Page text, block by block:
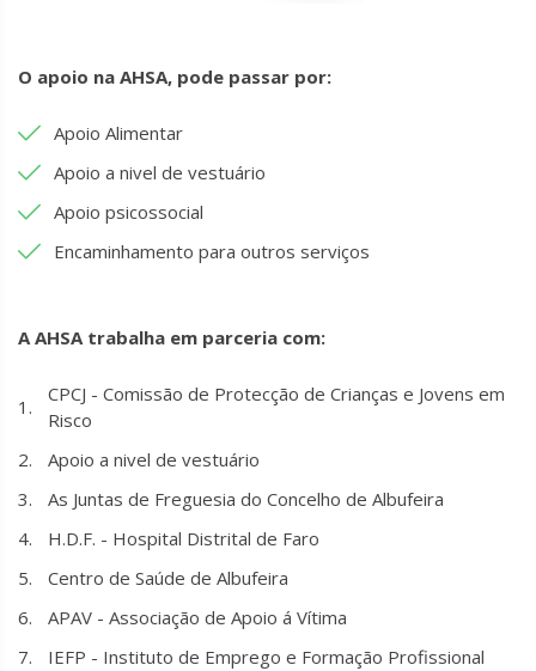
O apoio na AHSA, pode passar por:
Apoio Alimentar
Apoio a nivel de vestuário
Apoio psicossocial
Encaminhamento para outros serviços
A AHSA trabalha em parceria com:
CPCJ - Comissão de Protecção de Crianças e Jovens em
Risco
Apoio a nivel de vestuário
As Juntas de Freguesia do Concelho de Albufeira
H.D.F. - Hospital Distrital de Faro
Centro de Saúde de Albufeira
APAV - Associação de Apoio á Vítima
IEFP - Instituto de Emprego e Formação Profissional